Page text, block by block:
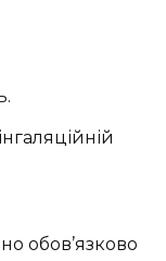
обов’язково